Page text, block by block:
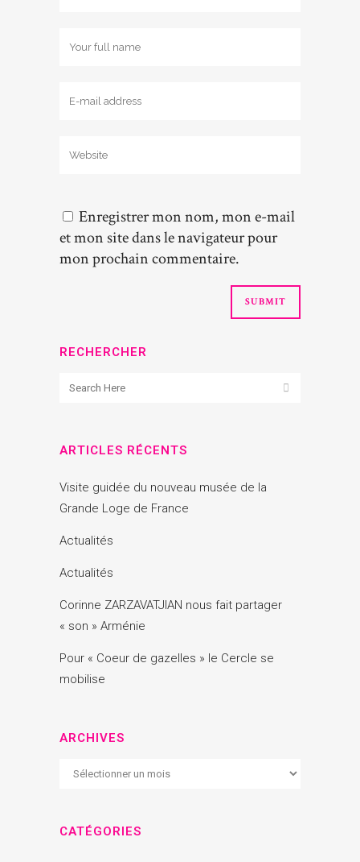
Enregistrer mon nom, mon e-mail
et mon site dans le navigateur pour
mon prochain commentaire.
RECHERCHER
ARTICLES RÉCENTS
Visite guidée du nouveau musée de la
Grande Loge de France
Actualités
Actualités
Corinne ZARZAVATJIAN nous fait partager
« son » Arménie
Pour « Coeur de gazelles » le Cercle se
mobilise
ARCHIVES
Archives
CATÉGORIES